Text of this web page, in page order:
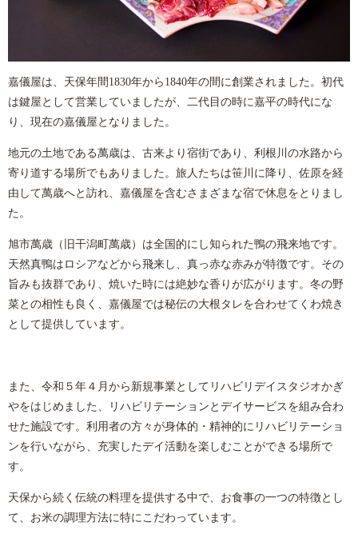
嘉儀屋は、天保年間 1830年から 1840年の間に創業されました。初代
は鍵屋として営業していましたが、二代目の時に嘉平の時代にな
り、現在の嘉儀屋となりました。
地元の土地である萬歳は、古来より宿街であり、利根川の水路から
寄り道する場所でもありました。旅人たちは笹川に降り、佐原を経
由して萬歳へと訪れ、嘉儀屋を含むさまざまな宿で休息をとりまし
た。
旭市萬歳（旧干潟町萬歳）は全国的にし知られた鴨の飛来地です。
天然真鴨はロシアなどから飛来し、真っ赤な赤みが特徴です。その
旨みも抜群であり、焼いた時には絶妙な香りが広がります。冬の野
菜との相性も良く、嘉儀屋では秘伝の大根タレを合わせてくわ焼き
として提供しています。
また、令和５年４月から新規事業としてリハビリデイスタジオかぎ
やをはじめました、リハビリテーションとデイサービスを組み合わ
せた施設です。利用者の方々が身体的・精神的にリハビリテーショ
ンを行いながら、充実したデイ活動を楽しむことができる場所で
す。
天保から続く伝統の料理を提供する中で、お食事の一つの特徴とし
て、お米の調理方法に特にこだわっています。